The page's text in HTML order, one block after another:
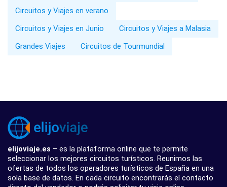
Circuitos y Viajes en verano
Circuitos y Viajes en Junio
Circuitos y Viajes a Malasia
Grandes Viajes
Circuitos de Tourmundial
elijoviaje.es – es la plataforma online que te permite
seleccionar los mejores circuitos turísticos. Reunimos las
ofertas de todos los operadores turísticos de España en una
sola base de datos. En cada circuito encontrarás el contacto